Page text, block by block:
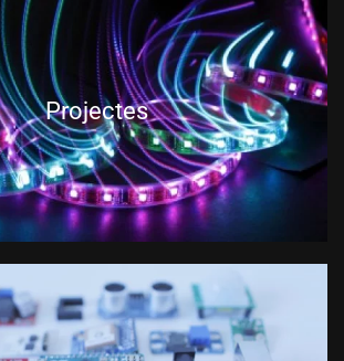
Projectes